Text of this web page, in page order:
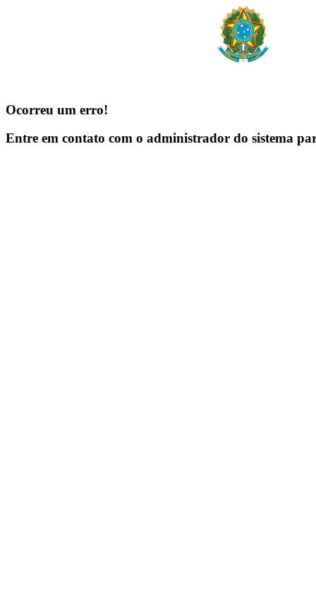
Ocorreu um erro!
Entre em contato com o administrador do sistema